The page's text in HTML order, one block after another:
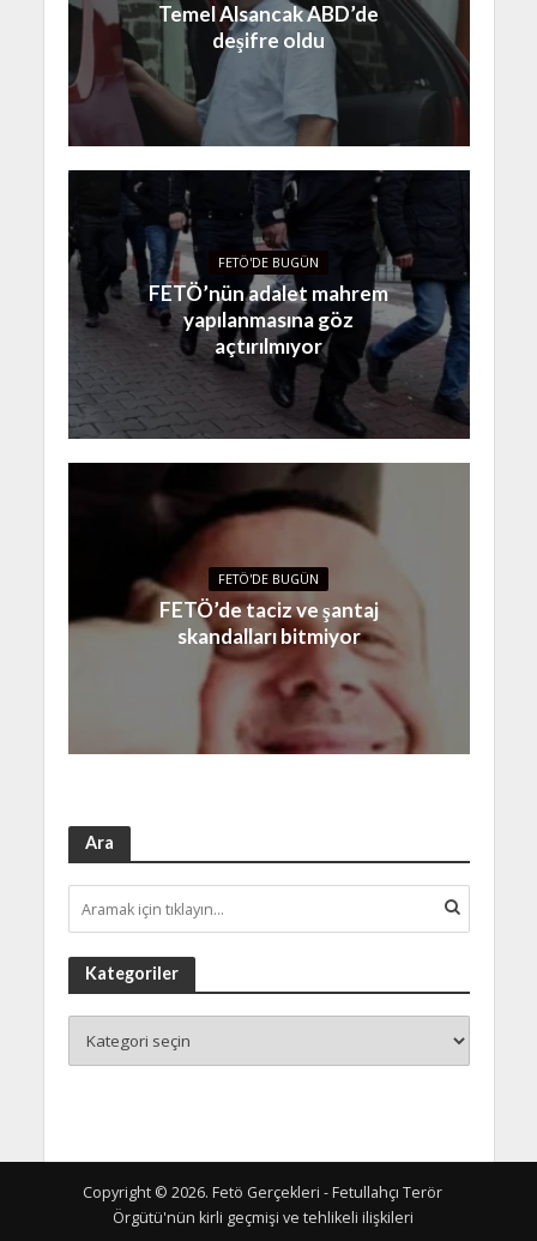
Temel Alsancak ABD’de
deşifre oldu
FETÖ'DE BUGÜN
FETÖ’nün adalet mahrem
yapılanmasına göz
açtırılmıyor
FETÖ'DE BUGÜN
FETÖ’de taciz ve şantaj
skandalları bitmiyor
Ara
Kategoriler
Copyright © 2026. Fetö Gerçekleri - Fetullahçı Terör
Örgütü'nün kirli geçmişi ve tehlikeli ilişkileri